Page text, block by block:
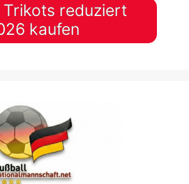
Trikots reduziert
kaufen